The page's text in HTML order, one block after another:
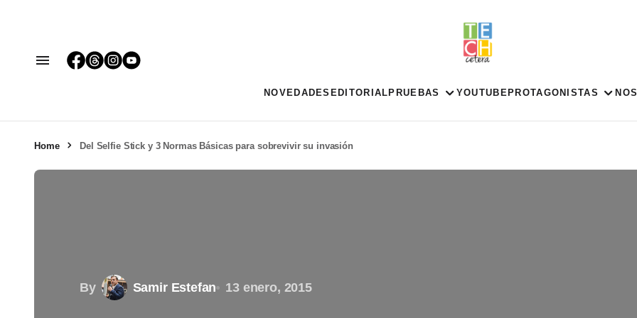
NOVEDADES EDITORIAL PRUEBAS YOUTUBE PROTAGONISTAS
Home Del Selfie Stick y 3 Normas Básicas para sobrevivir su invasión
By Samir Estefan 13 enero, 2015